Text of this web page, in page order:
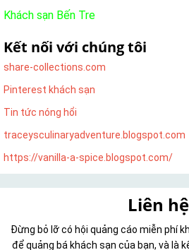
Khách sạn Bến Tre
Kết nối với chúng tôi
share-collections.com
Pinterest khách sạn
Tin tức nóng hổi
traceysculinaryadventure.blogspot.com
https://vanilla-a-spice.blogspot.com/
Liên hệ
Đừng bỏ lỡ có hội quảng cáo miễn phí
để quảng bá khách sạn của bạn, và là